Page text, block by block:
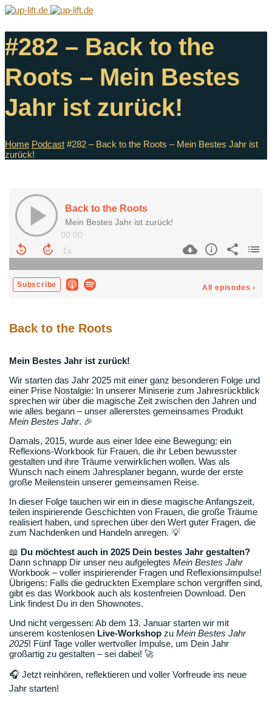
#282 – Back to the
Roots – Mein Bestes
Jahr ist zurück!
Home Podcast #282 – Back to the Roots – Mein Bestes Jahr ist
zurück!
Back to the Roots
Mein Bestes Jahr ist zurück!
Wir starten das Jahr 2025 mit einer ganz besonderen Folge und
einer Prise Nostalgie: In unserer Miniserie zum Jahresrückblick
sprechen wir über die magische Zeit zwischen den Jahren und
wie alles begann – unser allererstes gemeinsames Produkt
Mein Bestes Jahr. 🎉
Damals, 2015, wurde aus einer Idee eine Bewegung: ein
Reflexions-Workbook für Frauen, die ihr Leben bewusster
gestalten und ihre Träume verwirklichen wollen. Was als
Wunsch nach einem Jahresplaner begann, wurde der erste
große Meilenstein unserer gemeinsamen Reise.
In dieser Folge tauchen wir ein in diese magische Anfangszeit,
teilen inspirierende Geschichten von Frauen, die große Träume
realisiert haben, und sprechen über den Wert guter Fragen, die
zum Nachdenken und Handeln anregen. 💡
📖 Du möchtest auch in 2025 Dein bestes Jahr gestalten?
Dann schnapp Dir unser neu aufgelegtes Mein Bestes Jahr
Workbook – voller inspirierender Fragen und Reflexionsimpulse!
Übrigens: Falls die gedruckten Exemplare schon vergriffen sind,
gibt es das Workbook auch als kostenfreien Download. Den
Link findest Du in den Shownotes.
Und nicht vergessen: Ab dem 13. Januar starten wir mit
unserem kostenlosen Live-Workshop zu Mein Bestes Jahr
2025! Fünf Tage voller wertvoller Impulse, um Dein Jahr
großartig zu gestalten – sei dabei! 🚀
🎧 Jetzt reinhören, reflektieren und voller Vorfreude ins neue
Jahr starten!